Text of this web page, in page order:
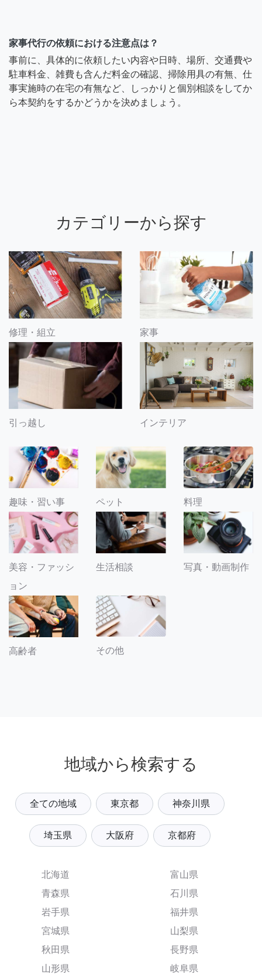
家事代行の依頼における注意点は？
事前に、具体的に依頼したい内容や日時、場所、交通費や
駐車料金、雑費も含んだ料金の確認、掃除用具の有無、仕
事実施時の在宅の有無など、しっかりと個別相談をしてか
ら本契約をするかどうかを決めましょう。
カテゴリーから探す
修理・組立 家事
引っ越し インテリア
趣味・習い事 ペット 料理
美容・ファッシ
ョン
生活相談 写真・動画制作
高齢者 その他
地域から検索する
全ての地域 東京都 神奈川県
埼玉県 大阪府 京都府
北海道
青森県
岩手県
宮城県
秋田県
山形県
富山県
石川県
福井県
山梨県
長野県
岐阜県